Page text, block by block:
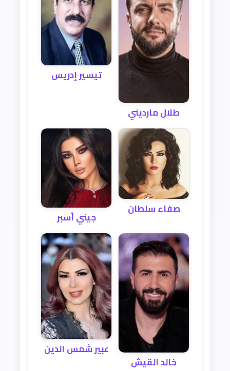
طلال مارديني
تيسير إدريس
صفاء سلطان
جيني أسبر
خالد القيش
عبير شمس الدين